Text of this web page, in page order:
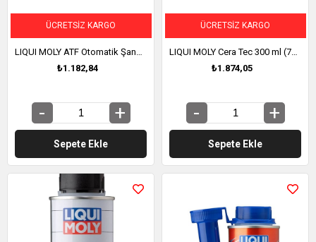
LIQUI MOLY ATF Otomatik Şanzıman Katkısı 250 ml (5135)
₺1.182,84
Sepete Ekle
ÜCRETSIZ KARGO
LIQUI MOLY Cera Tec 300 ml (7181)
₺1.874,05
Sepete Ekle
ÜCRETSIZ KARGO